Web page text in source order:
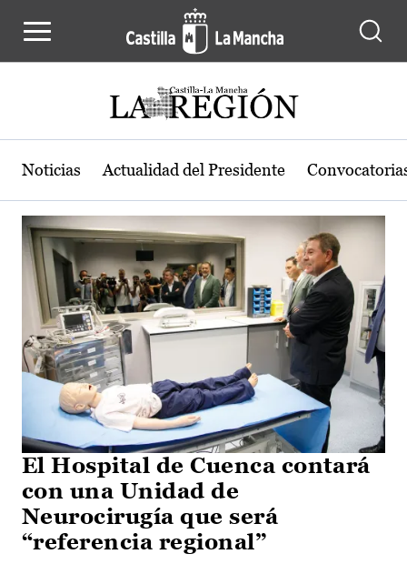
Actualidad de la región de Castilla-
Noticias Actualidad del Presidente
El Hospital de Cuenca contará
con una Unidad de
Neurocirugía que será
“referencia regional”